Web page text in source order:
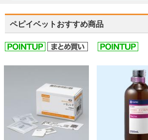
ペピイベットおすすめ商品